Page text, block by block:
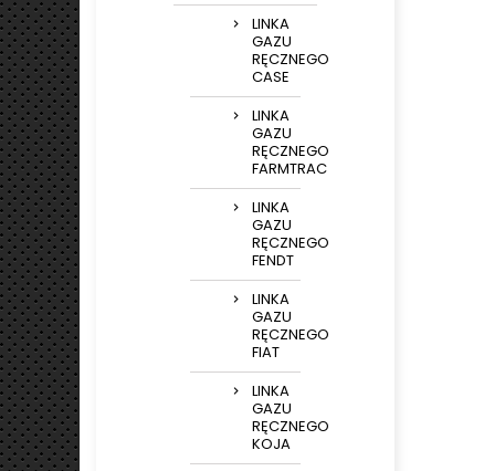
LINKA
GAZU
RĘCZNEGO
CASE
LINKA
GAZU
RĘCZNEGO
FARMTRAC
LINKA
GAZU
RĘCZNEGO
FENDT
LINKA
GAZU
RĘCZNEGO
FIAT
LINKA
GAZU
RĘCZNEGO
KOJA